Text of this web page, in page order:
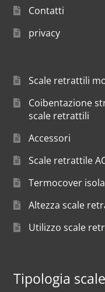
Contatti
privacy
Scale retrattili
Coibentazione
scale retrattili
Accessori
Scale retrattile
Termocover
Altezza scale
Utilizzo scale
Tipologia